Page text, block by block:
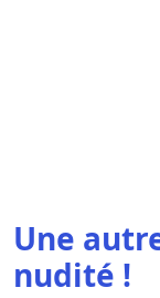
Une
nudité !